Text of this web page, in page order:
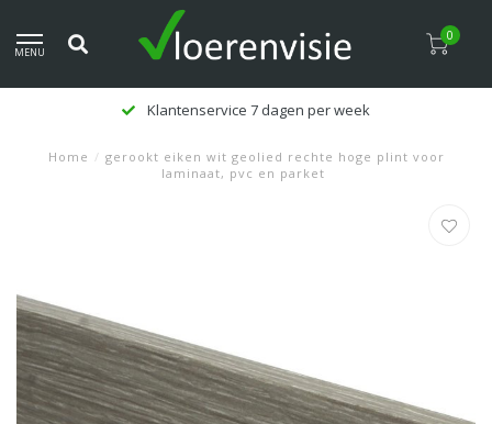
MENU
0
Klantenservice 7 dagen per week
Home / gerookt eiken wit geolied rechte hoge plint voor
laminaat, pvc en parket